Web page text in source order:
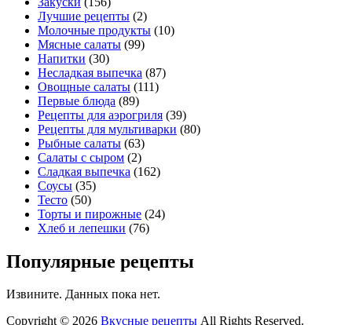
Лучшие рецепты (2)
Молочные продукты (10)
Мясные салаты (99)
Напитки (30)
Несладкая выпечка (87)
Овощные салаты (111)
Первые блюда (89)
Рецепты для аэрогриля (39)
Рецепты для мультиварки (80)
Рыбные салаты (63)
Салаты с сыром (2)
Сладкая выпечка (162)
Соусы (35)
Тесто (50)
Торты и пирожные (24)
Хлеб и лепешки (76)
Популярные рецепты
Извините. Данных пока нет.
Copyright © 2026 Вкусные рецепты All Rights Reserved.